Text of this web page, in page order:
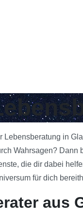
Lebensberatung in
Wahrsagen?
die dir dabei
für dich
aus